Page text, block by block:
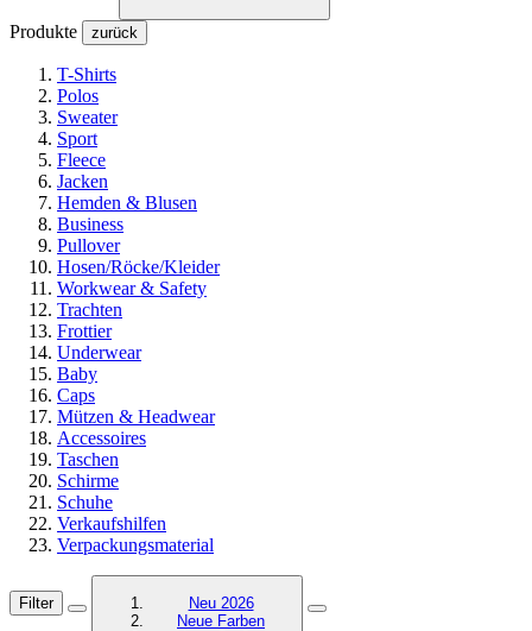
Produkte zurück
T-Shirts
Polos
Sweater
Sport
Fleece
Jacken
Hemden & Blusen
Business
Pullover
Hosen/Röcke/Kleider
Workwear & Safety
Trachten
Frottier
Underwear
Baby
Caps
Mützen & Headwear
Accessoires
Taschen
Schirme
Schuhe
Verkaufshilfen
Verpackungsmaterial
Filter
Neu 2026
Neue Farben